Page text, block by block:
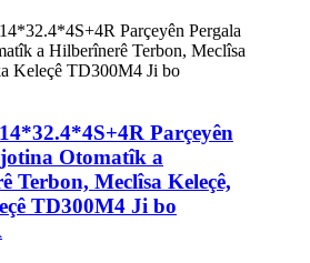
Parçeyên
Otomatîk a
Terbon, Meclîsa Keleçê,
TD300M4 Ji bo